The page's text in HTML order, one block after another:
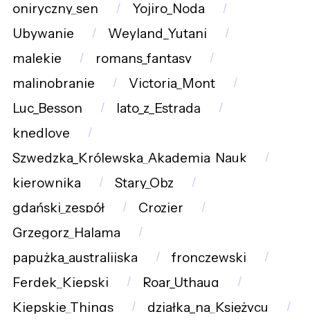
oniryczny_sen
Yojiro_Noda
Ubywanie
Weyland_Yutani
malekie
romans_fantasy
malinobranie
Victoria_Mont
Luc_Besson
lato_z_Estradą
knedlove
Szwedzka_Królewska_Akademia_Nauk
kierownika
Stary_Obz
gdański_zespół
Crozier
Grzegorz_Halama
papużka_australijska
fronczewski
Ferdek_Kiepski
Roar_Uthaug
Kiepskie_Things
działka_na_Księżycu